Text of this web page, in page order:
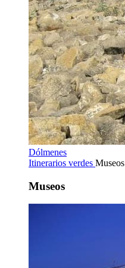
Dólmenes
Itinerarios verdes Museos
Museos